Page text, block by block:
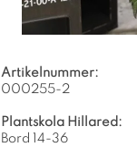
Artikelnummer:
000255-2
Plantskola Hillared:
Bord 14-36